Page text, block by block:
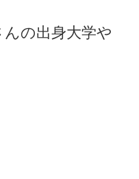
の出身大学や